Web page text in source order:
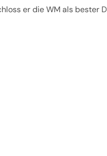
er die WM als bester